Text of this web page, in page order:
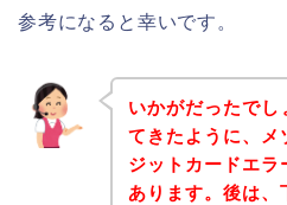
参考になると幸いです。
いかがだったでし
てきたように、メ
ジットカードエラ
あります。後は、